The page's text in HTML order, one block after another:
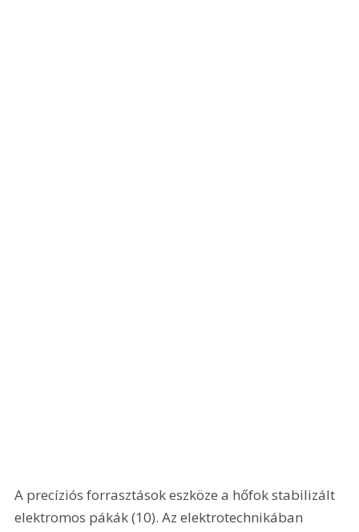
A precíziós forrasztások eszköze a hőfok stabilizált
elektromos pákák (10). Az elektrotechnikában